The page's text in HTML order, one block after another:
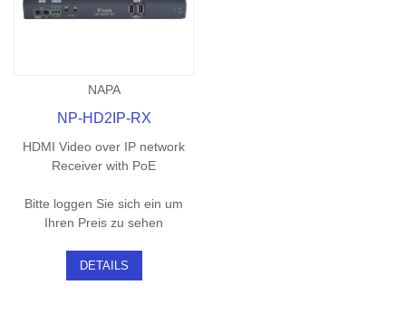
NAPA
NP-HD2IP-RX
HDMI Video over IP network
Receiver with PoE
Bitte loggen Sie sich ein um
Ihren Preis zu sehen
DETAILS